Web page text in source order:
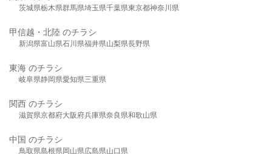
茨城県栃木県群馬県埼玉県千葉県東京都神奈川県
甲信越・北陸 のチラシ
新潟県富山県石川県福井県山梨県長野県
東海 のチラシ
岐阜県静岡県愛知県三重県
関西 のチラシ
滋賀県京都府大阪府兵庫県奈良県和歌山県
中国 のチラシ
鳥取県島根県岡山県広島県山口県